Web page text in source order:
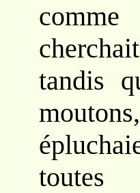
tandis
toutes